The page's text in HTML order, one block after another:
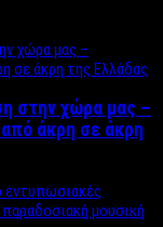
στην χώρα μας –
άκρη σε άκρη